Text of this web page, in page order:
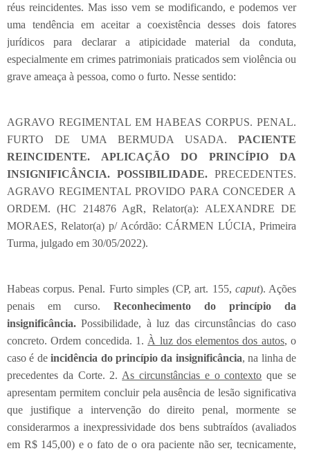
réus reincidentes. Mas isso vem se modificando, e podemos ver
uma tendência em aceitar a coexistência desses dois fatores
jurídicos para declarar a atipicidade material da conduta,
especialmente em crimes patrimoniais praticados sem violência ou
grave ameaça à pessoa, como o furto. Nesse sentido:
AGRAVO REGIMENTAL EM HABEAS CORPUS. PENAL.
FURTO DE UMA BERMUDA USADA. PACIENTE
REINCIDENTE. APLICAÇÃO DO PRINCÍPIO DA
INSIGNIFICÂNCIA. POSSIBILIDADE. PRECEDENTES.
AGRAVO REGIMENTAL PROVIDO PARA CONCEDER A
ORDEM. (HC 214876 AgR, Relator(a): ALEXANDRE DE
MORAES, Relator(a) p/ Acórdão: CÁRMEN LÚCIA, Primeira
Turma, julgado em 30/05/2022).
Habeas corpus. Penal. Furto simples (CP, art. 155, caput). Ações
penais em curso. Reconhecimento do princípio da
insignificância. Possibilidade, à luz das circunstâncias do caso
concreto. Ordem concedida. 1. À luz dos elementos dos autos, o
caso é deincidência do princípio da insignificância, na linha de
precedentes da Corte. 2. As circunstâncias e o contexto que se
apresentam permitem concluir pela ausência de lesão significativa
que justifique a intervenção do direito penal, mormente se
considerarmos a inexpressividade dos bens subtraídos (avaliados
em R$ 145,00) e o fato de o ora paciente não ser, tecnicamente,